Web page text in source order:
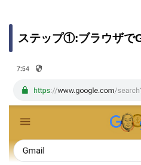
ステップ①:ブラウザで